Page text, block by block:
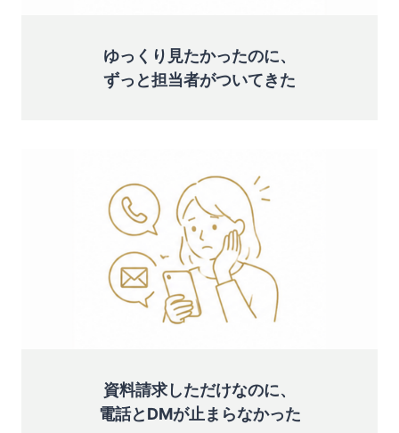
ゆっくり見たかったのに、
ずっと担当者がついてきた
資料請求しただけなのに、
電話とDMが止まらなかった